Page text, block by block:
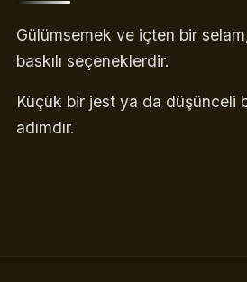
Gülümsemek ve içten bir
baskılı seçeneklerdir.
Küçük bir jest ya da düşünceli
adımdır.